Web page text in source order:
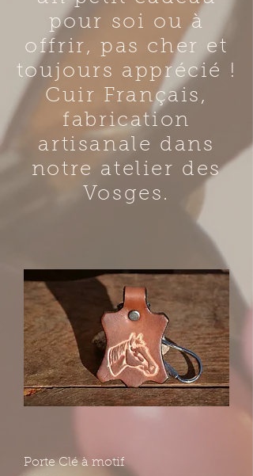
pour soi ou à
offrir, pas cher et
toujours apprécié !
Cuir Français,
fabrication
artisanale dans
notre atelier des
Vosges.
Porte Clé à motif